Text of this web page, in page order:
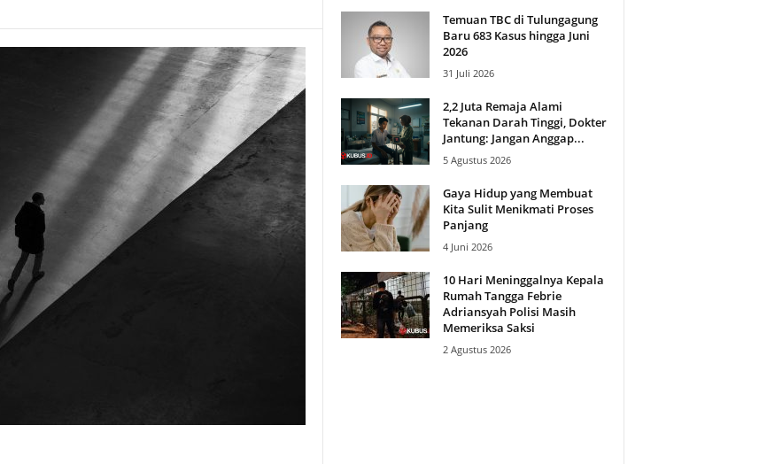
Temuan TBC di Tulungagung
Baru 683 Kasus hingga Juni
2026
31 Juli 2026
2,2 Juta Remaja Alami
Tekanan Darah Tinggi, Dokter
Jantung: Jangan Anggap...
5 Agustus 2026
Gaya Hidup yang Membuat
Kita Sulit Menikmati Proses
Panjang
4 Juni 2026
10 Hari Meninggalnya Kepala
Rumah Tangga Febrie
Adriansyah Polisi Masih
Memeriksa Saksi
2 Agustus 2026